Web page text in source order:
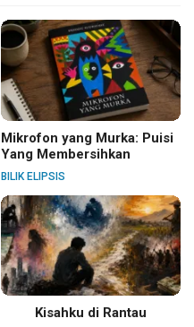
Mikrofon yang Murka: Puisi
Yang Membersihkan
BILIK ELIPSIS
Kisahku di Rantau